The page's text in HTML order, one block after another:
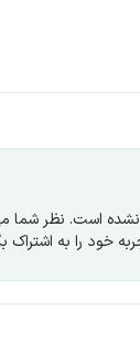
است. نظر شما
خود را به اشتراک